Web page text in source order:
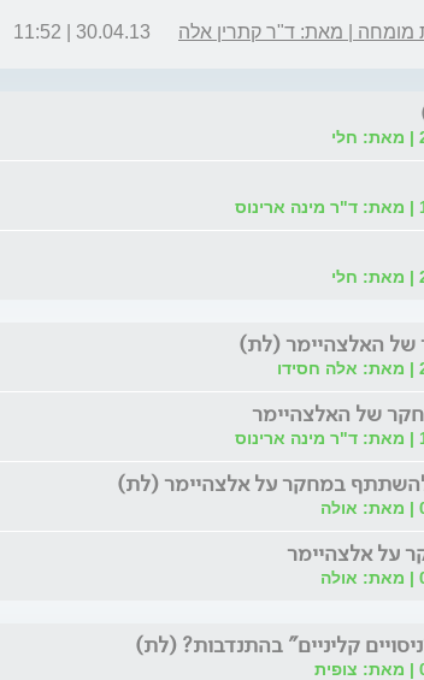
מומחה | מאת: ד"ר קתרין אלה 30.04.13 | 11:52
האלצהיימר (לת)
במחקר על אלצהיימר (לת)
על אלצהיימר
קליניים" בהתנדבות? (לת)